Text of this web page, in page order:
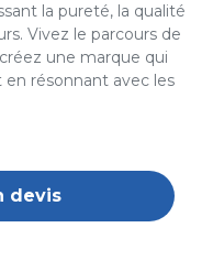
la pureté, la qualité
Vivez le parcours de
une marque qui
résonnant avec les
devis